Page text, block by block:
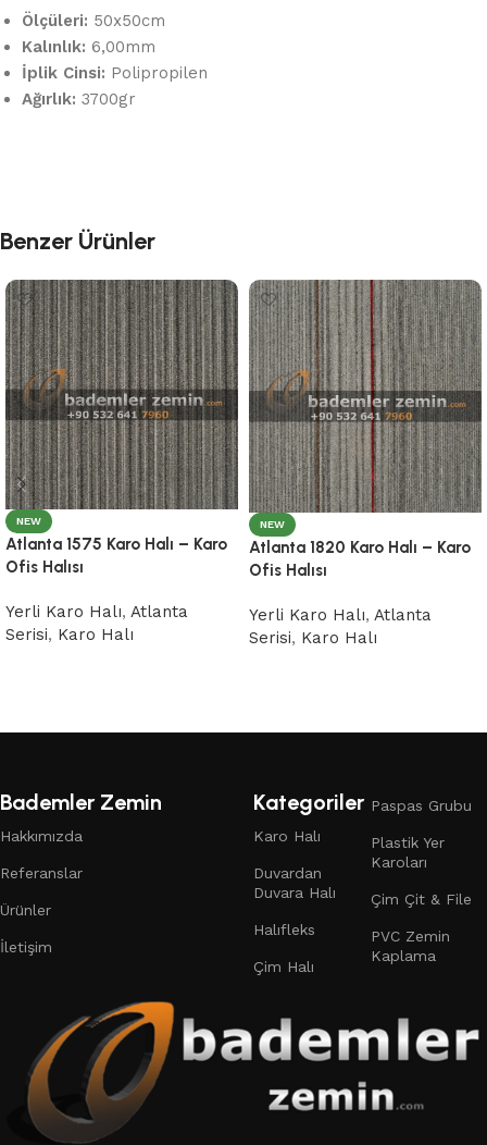
Ölçüleri: 50x50cm
Kalınlık: 6,00mm
İplik Cinsi: Polipropilen
Ağırlık: 3700gr
Benzer Ürünler
NEW
Atlanta 1575 Karo Halı – Karo
Ofis Halısı
Yerli Karo Halı, Atlanta
Serisi, Karo Halı
NEW
Atlanta 1820 Karo Halı – Karo
Ofis Halısı
Yerli Karo Halı, Atlanta
Serisi, Karo Halı
Bademler Zemin
Hakkımızda
Referanslar
Ürünler
İletişim
Kategoriler
Karo Halı
Duvardan
Duvara Halı
Halıfleks
Çim Halı
Paspas Grubu
Plastik Yer
Karoları
Çim Çit & File
PVC Zemin
Kaplama